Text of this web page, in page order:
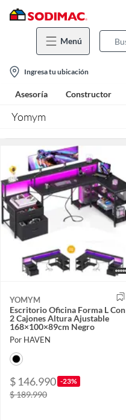
Menú
location-
icon
Ingresa tu ubicación
Asesoría Constructor
Yomym
YOMYM
Escritorio Oficina Forma L Con
2 Cajones Altura Ajustable
168×100×89cm Negro
Por HAVEN
$ 146.990 -23%
$ 189.990